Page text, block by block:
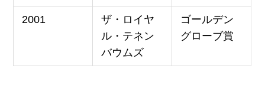
2001
ザ・ロイヤ
ル・テネン
バウムズ
ゴールデン
グローブ賞